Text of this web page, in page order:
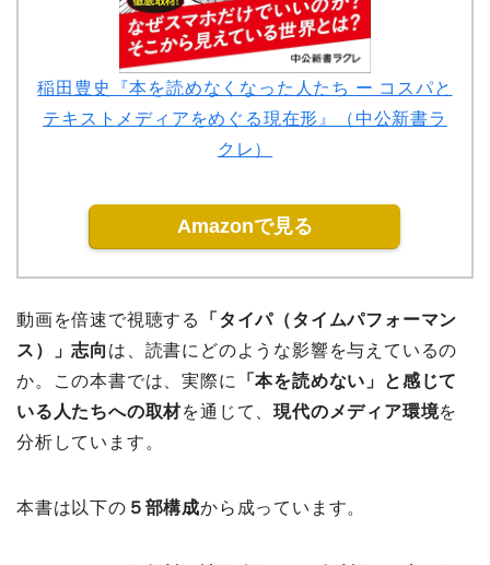
稲田豊史『本を読めなくなった人たち ー コスパと
テキストメディアをめぐる現在形』（中公新書ラ
クレ）
Amazonで見る
動画を倍速で視聴する
「タイパ（タイムパフォーマン
ス）」志向 は、読書にどのような影響を与えているの
か。この本書では、実際に
「本を読めない」と感じて
いる人たちへの取材を通じて、現代のメディア環境を
分析しています。
本書は以下の ５部構成から成っています。